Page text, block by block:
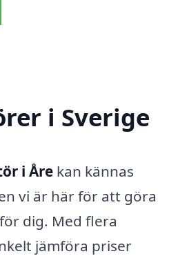
i Sverige
i Åre kan kännas
vi är här för att göra
dig. Med flera
jämföra priser